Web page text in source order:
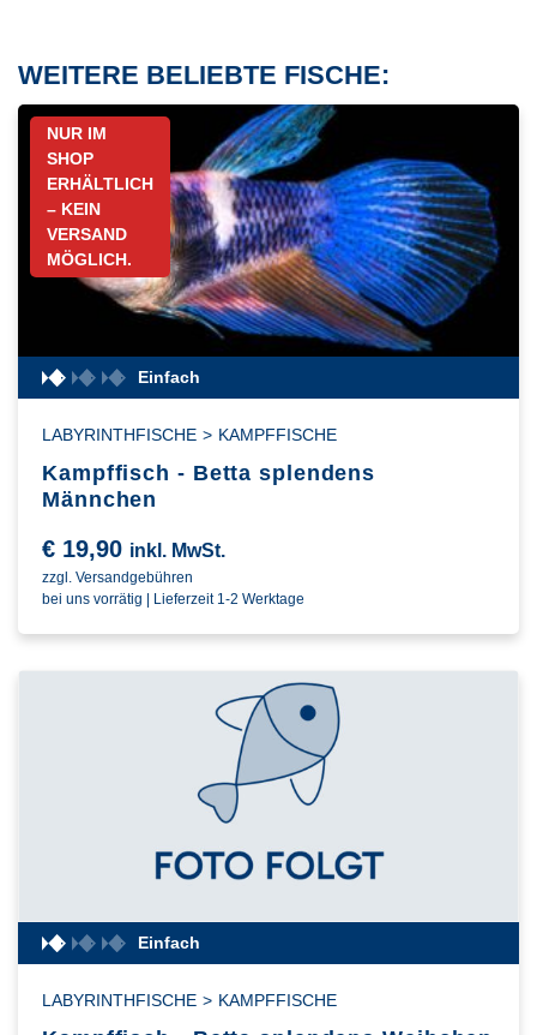
WEITERE BELIEBTE FISCHE:
NUR IM
SHOP
ERHÄLTLICH
– KEIN
VERSAND
MÖGLICH.
Einfach
LABYRINTHFISCHE > KAMPFFISCHE
Kampffisch - Betta splendens
Männchen
€ 19,90 inkl. MwSt.
zzgl. Versandgebühren
bei uns vorrätig | Lieferzeit 1-2 Werktage
Einfach
LABYRINTHFISCHE > KAMPFFISCHE